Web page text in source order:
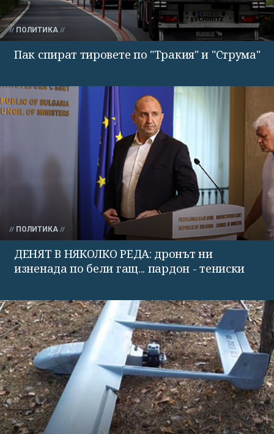
ПОЛИТИКА
Пак спират тировете по "Тракия" и "Струма"
ПОЛИТИКА
ДЕНЯТ В НЯКОЛКО РЕДА: дронът ни
изненада по бели гащ... пардон - тениски